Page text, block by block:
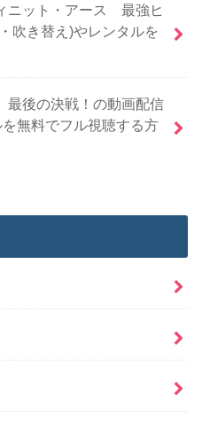
ニット・アース 最強ヒ
吹き替え)やレンタルを
後の決戦！の動画配信
無料でフル視聴する方